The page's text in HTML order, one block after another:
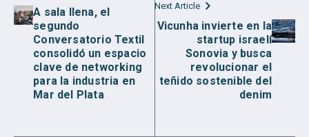
A sala llena, el
segundo
Conversatorio Textil
consolidó un espacio
clave de networking
para la industria en
Mar del Plata
Next Article
Vicunha invierte en la
startup israelí
Sonovia y busca
revolucionar el
teñido sostenible del
denim